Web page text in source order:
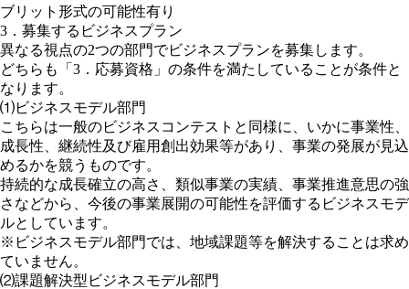
ブリット形式の可能性有り
3．募集するビジネスプラン
異なる視点の2つの部門でビジネスプランを募集します。
どちらも「3．応募資格」の条件を満たしていることが条件と
なります。
⑴ビジネスモデル部門
こちらは一般のビジネスコンテストと同様に、いかに事業性、
成長性、継続性及び雇用創出効果等があり、事業の発展が見込
めるかを競うものです。
持続的な成長確立の高さ、類似事業の実績、事業推進意思の強
さなどから、今後の事業展開の可能性を評価するビジネスモデ
ルとしています。
※ビジネスモデル部門では、地域課題等を解決することは求め
ていません。
⑵課題解決型ビジネスモデル部門